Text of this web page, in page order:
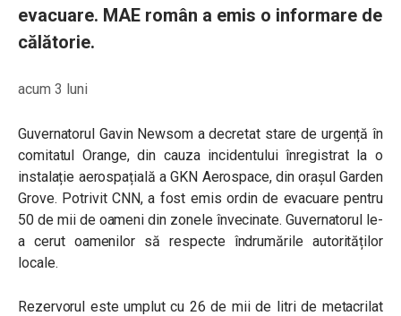
evacuare. MAE român a emis o informare de
călătorie.
acum 3 luni
Guvernatorul Gavin Newsom a decretat stare de urgență în
comitatul Orange, din cauza incidentului înregistrat la o
instalație aerospațială a GKN Aerospace, din orașul Garden
Grove. Potrivit CNN, a fost emis ordin de evacuare pentru
50 de mii de oameni din zonele învecinate. Guvernatorul le-
a cerut oamenilor să respecte îndrumările autorităților
locale.
Rezervorul este umplut cu 26 de mii de litri de metacrilat